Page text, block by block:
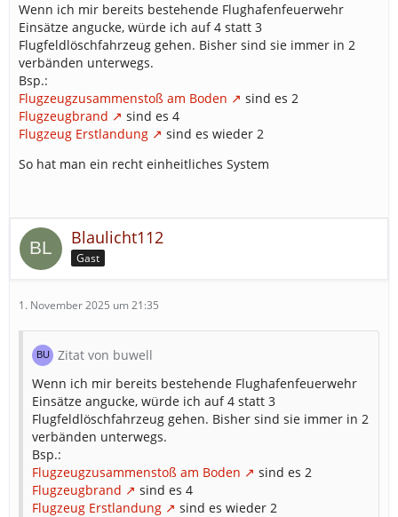
Wenn ich mir bereits bestehende Flughafenfeuerwehr
Einsätze angucke, würde ich auf 4 statt 3
Flugfeldlöschfahrzeug gehen. Bisher sind sie immer in 2
verbänden unterwegs.
Bsp.:
Flugzeugzusammenstoß am Boden
sind es 2
Flugzeugbrand
sind es 4
Flugzeug Erstlandung
sind es wieder 2
So hat man ein recht einheitliches System
Blaulicht112
Gast
1. November 2025 um 21:35
Zitat von buwell
Wenn ich mir bereits bestehende Flughafenfeuerwehr
Einsätze angucke, würde ich auf 4 statt 3
Flugfeldlöschfahrzeug gehen. Bisher sind sie immer in 2
verbänden unterwegs.
Bsp.:
Flugzeugzusammenstoß am Boden
sind es 2
Flugzeugbrand
sind es 4
Flugzeug Erstlandung
sind es wieder 2